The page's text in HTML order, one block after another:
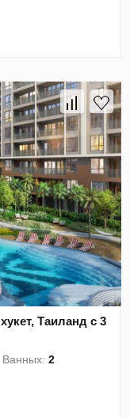
Таиланд с 3
Ванных:2